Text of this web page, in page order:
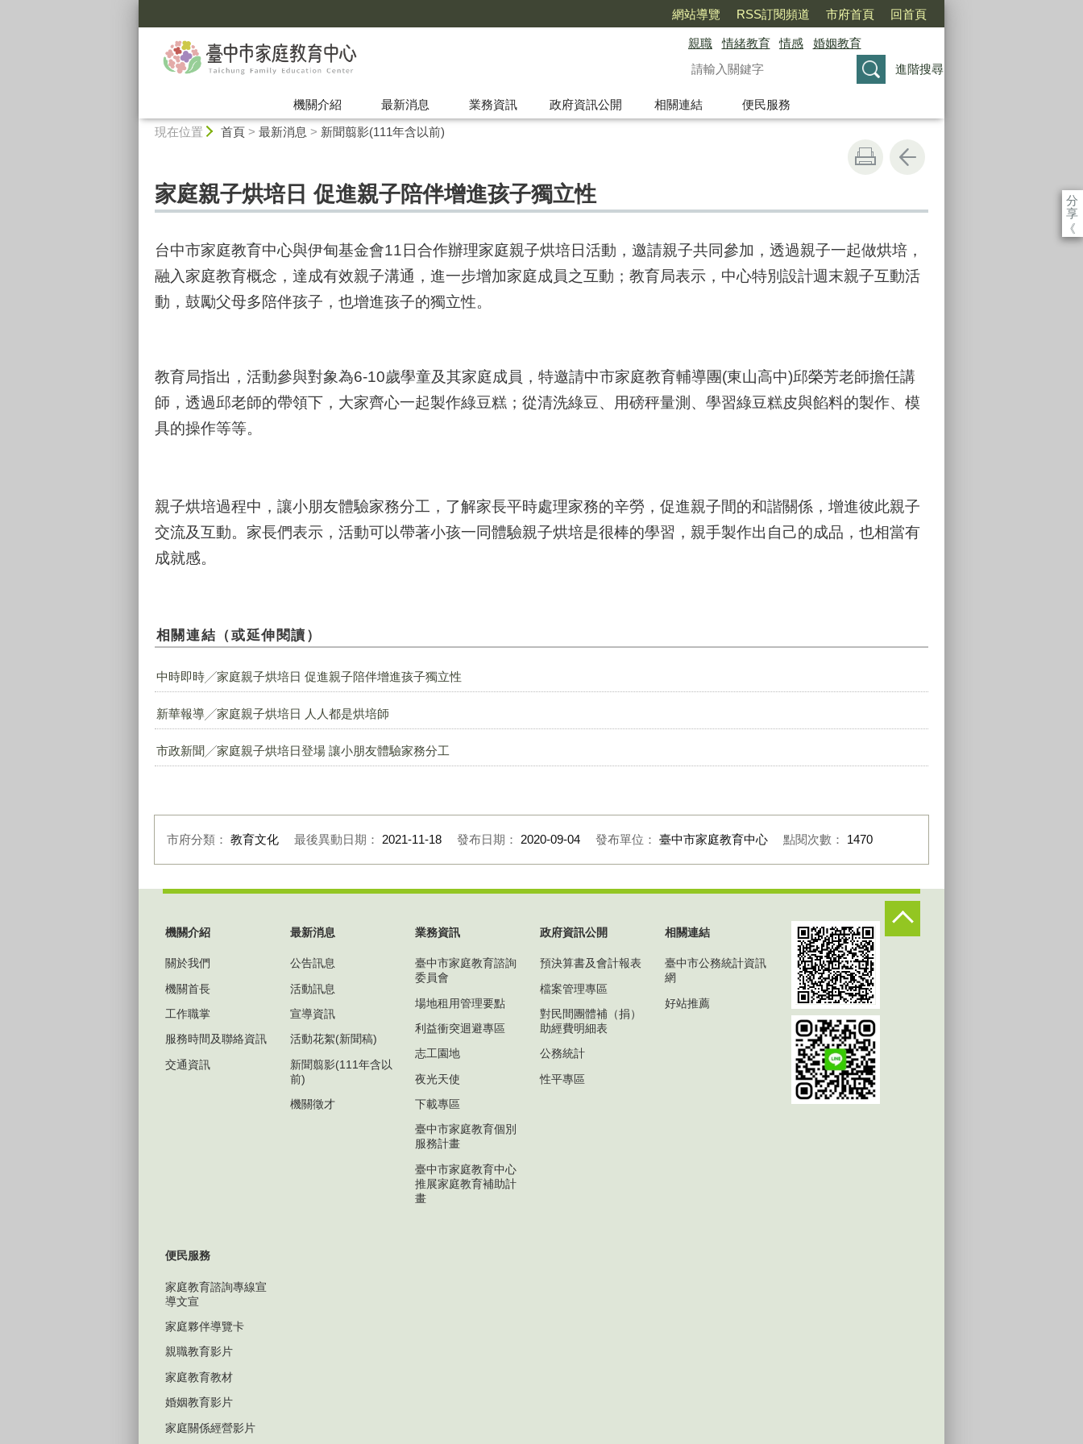
網站導覽 RSS訂閱頻道 市府首頁 回首頁
親職 情緒教育 情感
婚姻教育
進階搜尋
機關介紹 最新消息 業務資訊 政府資訊公開 相關連結
便民服務
現在位置 首頁> 最新消息 > 新聞翦影(111年含以前)
分
享
《
家庭親子烘培日 促進親子陪伴增進孩子獨立性
台中市家庭教育中心與伊甸基金會11日合作辦理家庭親子烘培日活動，邀請親子共同參加，透過親子一起做烘培，
融入家庭教育概念，達成有效親子溝通，進一步增加家庭成員之互動；教育局表示，中心特別設計週末親子互動活
動，鼓勵父母多陪伴孩子，也增進孩子的獨立性。
教育局指出，活動參與對象為6-10歲學童及其家庭成員，特邀請中市家庭教育輔導團(東山高中)邱榮芳老師擔任講
師，透過邱老師的帶領下，大家齊心一起製作綠豆糕；從清洗綠豆、用磅秤量測、學習綠豆糕皮與餡料的製作、模
具的操作等等。
親子烘培過程中，讓小朋友體驗家務分工，了解家長平時處理家務的辛勞，促進親子間的和諧關係，增進彼此親子
交流及互動。家長們表示，活動可以帶著小孩一同體驗親子烘培是很棒的學習，親手製作出自己的成品，也相當有
成就感。
相關連結（或延伸閱讀）
中時即時╱家庭親子烘培日 促進親子陪伴增進孩子獨立性
新華報導╱家庭親子烘培日 人人都是烘培師
市政新聞╱家庭親子烘培日登場 讓小朋友體驗家務分工
市府分類： 教育文化 最後異動日期： 2021-11-18 發布日期： 2020-09-04 發布單位： 臺中市家庭教育中心 點閱次數： 1470
機關介紹
關於我們
機關首長
工作職掌
服務時間及聯絡資訊
交通資訊
最新消息
公告訊息
活動訊息
宣導資訊
活動花絮(新聞稿)
新聞翦影(111年含以
前)
機關徵才
業務資訊
臺中市家庭教育諮詢
委員會
場地租用管理要點
利益衝突迴避專區
志工園地
夜光天使
下載專區
臺中市家庭教育個別
服務計畫
臺中市家庭教育中心
推展家庭教育補助計
畫
政府資訊公開
預決算書及會計報表
檔案管理專區
對民間團體補（捐）
助經費明細表
公務統計
性平專區
相關連結
臺中市公務統計資訊
網
好站推薦
便民服務
家庭教育諮詢專線宣
導文宣
家庭夥伴導覽卡
親職教育影片
家庭教育教材
婚姻教育影片
家庭關係經營影片